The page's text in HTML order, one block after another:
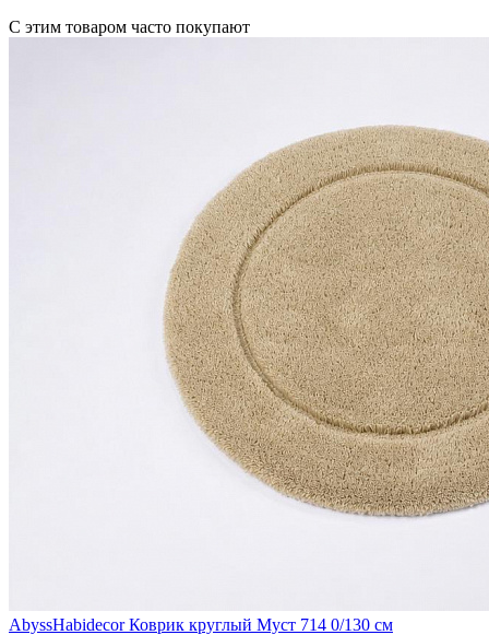
С этим товаром часто покупают
AbyssHabidecor Коврик круглый Муст 714 0/130 см